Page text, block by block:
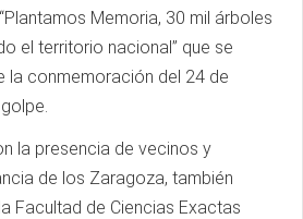
Memoria, 30 mil árboles
el territorio nacional” que se
la conmemoración del 24 de
la presencia de vecinos y
de los Zaragoza, también
Facultad de Ciencias Exactas